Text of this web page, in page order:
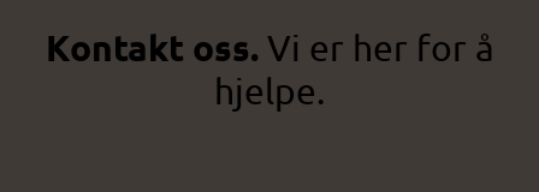
Kontakt oss.Vi er her for å
hjelpe.